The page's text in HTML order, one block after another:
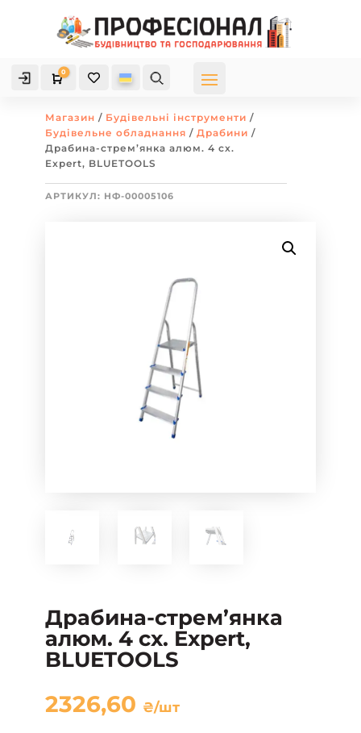
Кошик
0 
Магазин / Будівельні інструменти /
Будівельне обладнання / Драбини /
Драбина-стрем’янка алюм. 4 сх.
Expert, BLUETOOLS
АРТИКУЛ: НФ-00005106
Драбина-стрем’янка
алюм. 4 сх. Expert,
BLUETOOLS
2326,60 ₴/шт